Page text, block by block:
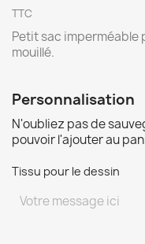
TTC
Petit sac imperméable
mouillé.
Personnalisation
N'oubliez pas de
pouvoir l'ajouter au
Tissu pour le dessin